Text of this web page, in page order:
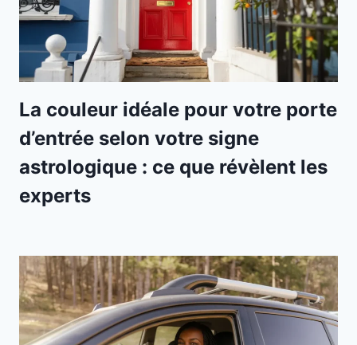
La couleur idéale pour votre porte
d’entrée selon votre signe
astrologique : ce que révèlent les
experts